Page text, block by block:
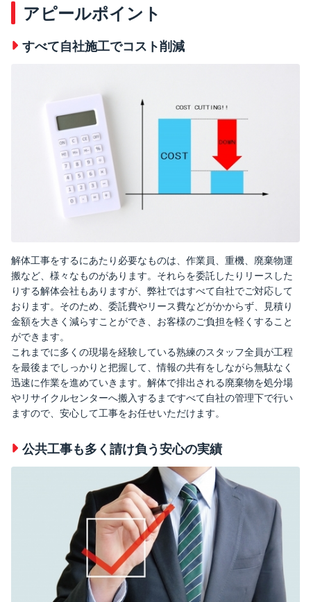
アピールポイント
すべて自社施工でコスト削減
解体工事をするにあたり必要なものは、作業員、重機、廃棄物運
搬など、様々なものがあります。それらを委託したりリースした
りする解体会社もありますが、弊社ではすべて自社でご対応して
おります。そのため、委託費やリース費などがかからず、見積り
金額を大きく減らすことができ、お客様のご負担を軽くすること
ができます。
これまでに多くの現場を経験している熟練のスタッフ全員が工程
を最後までしっかりと把握して、情報の共有をしながら無駄なく
迅速に作業を進めていきます。解体で排出される廃棄物を処分場
やリサイクルセンターへ搬入するまですべて自社の管理下で行い
ますので、安心して工事をお任せいただけます。
公共工事も多く請け負う安心の実績